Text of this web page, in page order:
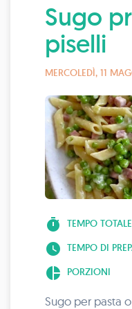
Sugo
piselli
MERCOLEDÌ, 11
timer TEMPO TOTALE
watch_later TEMPO DI
pie_chart PORZIONI
Sugo per pasta